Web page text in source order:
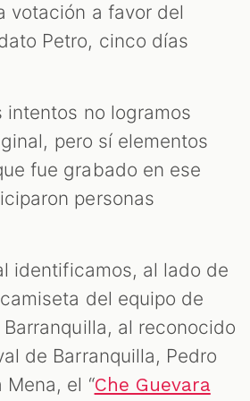
votación a favor del
Petro, cinco días
intentos no logramos
pero sí elementos
fue grabado en ese
personas
identificamos, al lado de
del equipo de
al reconocido
de Barranquilla, Pedro
el “Che Guevara